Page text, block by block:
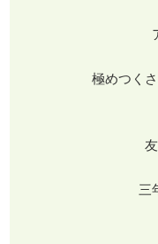
極めつく
三